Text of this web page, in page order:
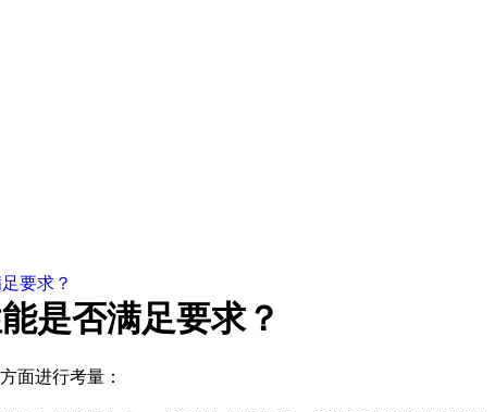
要求？
是否满足要求？
面进行考量：